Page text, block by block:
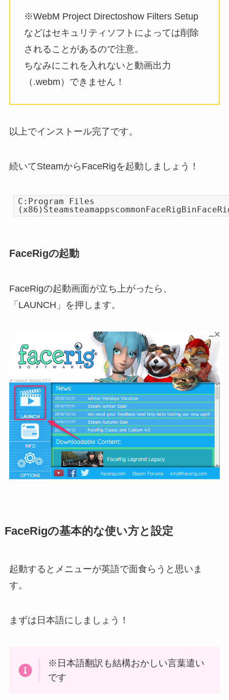
※WebM Project Directoshow Filters Setup
などはセキュリティソフトによっては削除
されることがあるので注意。
ちなみにこれを入れないと動画出力
（.webm）できません！
以上でインストール完了です。
続いてSteamからFaceRigを起動しましょう！
C:Program Files
FaceRigの起動
FaceRigの起動画面が立ち上がったら、
「LAUNCH」を押します。
FaceRigの基本的な使い方と設定
起動するとメニューが英語で面食らうと思いま
す。
まずは日本語にしましょう！
※日本語翻訳も結構おかしい言葉遣い
です